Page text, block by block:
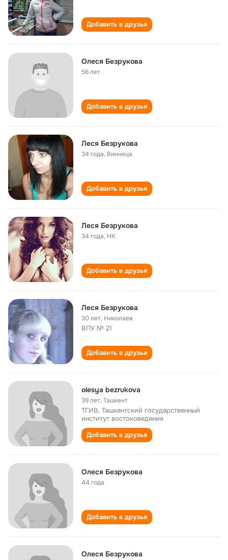
Добавить в друзья
Олеся Безрукова
56 лет
Добавить в друзья
Леся Безрукова
34 года, Виннеца
Добавить в друзья
Леся Безрукова
34 года, HK
Добавить в друзья
Леся Безрукова
30 лет, Николаев
ВПУ № 21
Добавить в друзья
olesya bezrukova
39 лет,Ташкент
ТГИВ, Ташкентский государственный
институт востоковедения
Добавить в друзья
Олеся Безрукова
44 года
Добавить в друзья
Олеся Безрукова